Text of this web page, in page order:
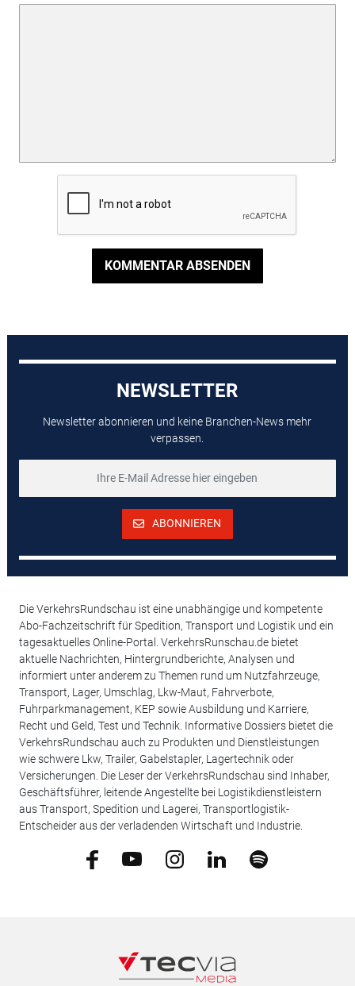
KOMMENTAR ABSENDEN
NEWSLETTER
Newsletter abonnieren und keine Branchen-News mehr
verpassen.
ABONNIEREN
Die VerkehrsRundschau ist eine unabhängige und kompetente
Abo-Fachzeitschrift für Spedition, Transport und Logistik und ein
tagesaktuelles Online-Portal. VerkehrsRunschau.de bietet
aktuelle Nachrichten, Hintergrundberichte, Analysen und
informiert unter anderem zu Themen rund um Nutzfahrzeuge,
Transport, Lager, Umschlag, Lkw-Maut, Fahrverbote,
Fuhrparkmanagement, KEP sowie Ausbildung und Karriere,
Recht und Geld, Test und Technik. Informative Dossiers bietet die
VerkehrsRundschau auch zu Produkten und Dienstleistungen
wie schwere Lkw, Trailer, Gabelstapler, Lagertechnik oder
Versicherungen. Die Leser der VerkehrsRundschau sind Inhaber,
Geschäftsführer, leitende Angestellte bei Logistikdienstleistern
aus Transport, Spedition und Lagerei, Transportlogistik-
Entscheider aus der verladenden Wirtschaft und Industrie.